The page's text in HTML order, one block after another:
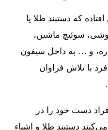
که دستبند طلا یا
سوئیچ ماشین،
و … به داخل سیفون
با تلاش فراوان
دست خود را در
دستبند طلا و اشیاء